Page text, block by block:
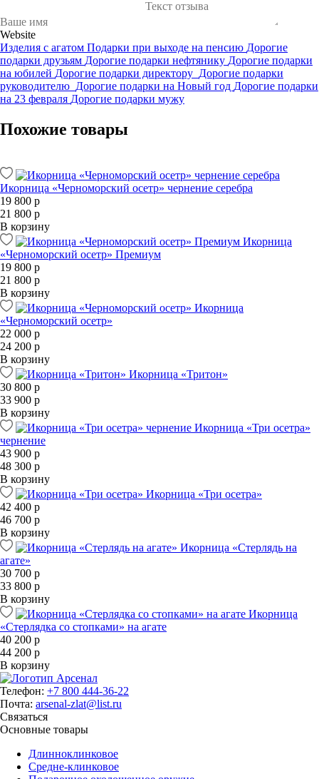
Website
Изделия с агатом Подарки при выходе на пенсию Дорогие
подарки друзьям Дорогие подарки нефтянику Дорогие подарки
на юбилей Дорогие подарки директору Дорогие подарки
руководителю Дорогие подарки на Новый год Дорогие подарки
на 23 февраля Дорогие подарки мужу
Похожие товары
Икорница «Черноморский осетр» чернение серебра
19 800 р
21 800 р
В корзину
Икорница
«Черноморский осетр» Премиум
19 800 р
21 800 р
В корзину
Икорница
«Черноморский осетр»
22 000 р
24 200 р
В корзину
Икорница «Тритон»
30 800 р
33 900 р
В корзину
Икорница «Три осетра»
чернение
43 900 р
48 300 р
В корзину
Икорница «Три осетра»
42 400 р
46 700 р
В корзину
Икорница «Стерлядь на
агате»
30 700 р
33 800 р
В корзину
Икорница
«Стерлядка со стопками» на агате
40 200 р
44 200 р
В корзину
Телефон: +7 800 444-36-22
Почта: arsenal-zlat@list.ru
Связаться
Основные товары
Длинноклинковое
Средне-клинковое